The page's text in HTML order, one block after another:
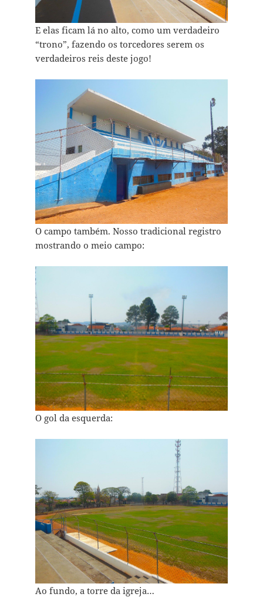
E elas ficam lá no alto, como um verdadeiro
“trono”, fazendo os torcedores serem os
verdadeiros reis deste jogo!
O campo também. Nosso tradicional registro
mostrando o meio campo:
O gol da esquerda:
Ao fundo, a torre da igreja…